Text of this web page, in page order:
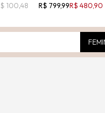
100,48
R$ 799,99R$ 480,90